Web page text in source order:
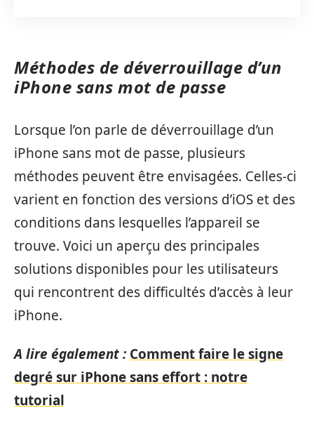
Méthodes de déverrouillage d’un
iPhone sans mot de passe
Lorsque l’on parle de déverrouillage d’un
iPhone sans mot de passe, plusieurs
méthodes peuvent être envisagées. Celles-ci
varient en fonction des versions d’iOS et des
conditions dans lesquelles l’appareil se
trouve. Voici un aperçu des principales
solutions disponibles pour les utilisateurs
qui rencontrent des difficultés d’accès à leur
iPhone.
A lire également : Comment faire le signe
degré sur iPhone sans effort : notre
tutorial